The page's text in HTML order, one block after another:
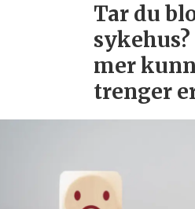
Tar du
mer
trenger